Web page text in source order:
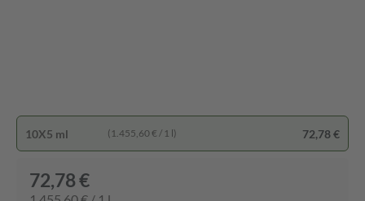
10X5 ml (1.455,60 € / 1 l) 72,78 €
72,78 €